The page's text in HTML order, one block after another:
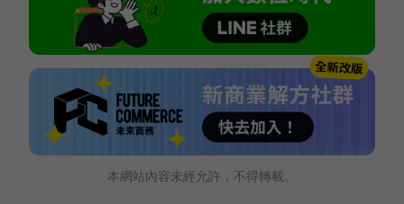
本網站內容未經允許，不得轉載。